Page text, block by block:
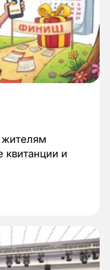
жителям
квитанции и